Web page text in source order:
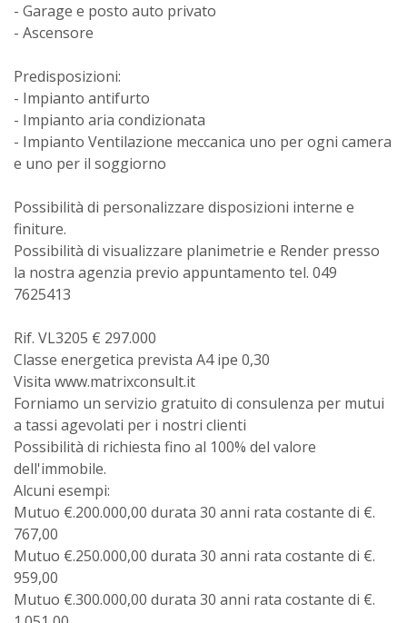
- Garage e posto auto privato
- Ascensore
Predisposizioni:
- Impianto antifurto
- Impianto aria condizionata
- Impianto Ventilazione meccanica uno per ogni camera
e uno per il soggiorno
Possibilità di personalizzare disposizioni interne e
finiture.
Possibilità di visualizzare planimetrie e Render presso
la nostra agenzia previo appuntamento tel. 049
7625413
Rif. VL3205 € 297.000
Classe energetica prevista A4 ipe 0,30
Visita www.matrixconsult.it
Forniamo un servizio gratuito di consulenza per mutui
a tassi agevolati per i nostri clienti
Possibilità di richiesta fino al 100% del valore
dell'immobile.
Alcuni esempi:
Mutuo €.200.000,00 durata 30 anni rata costante di €.
767,00
Mutuo €.250.000,00 durata 30 anni rata costante di €.
959,00
Mutuo €.300.000,00 durata 30 anni rata costante di €.